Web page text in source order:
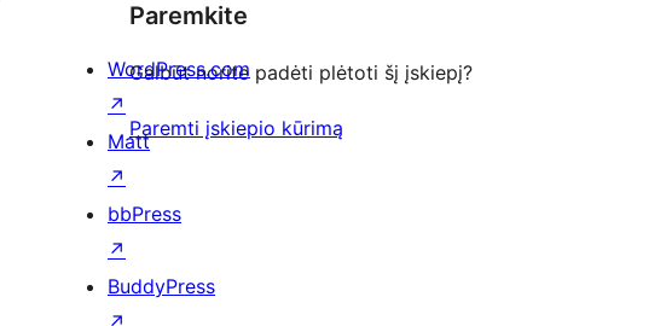
Paremkite
Galbūt norite padėti plėtoti šį įskiepį?
Paremti įskiepio kūrimą
WordPress.com
↗
Matt
↗
bbPress
↗
BuddyPress